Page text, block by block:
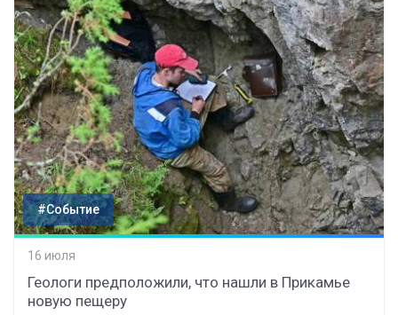
#Событие
16 июля
Геологи предположили, что нашли в Прикамье
новую пещеру